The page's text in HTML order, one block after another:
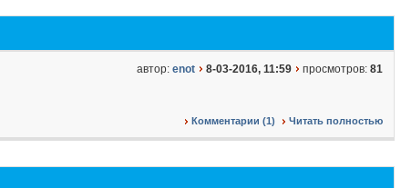
автор: enot 8-03-2016, 11:59 просмотров: 81
Комментарии (1) Читать полностью